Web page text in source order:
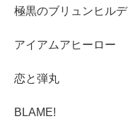
極黒のブリュンヒルデ
アイアムアヒーロー
恋と弾丸
BLAME!